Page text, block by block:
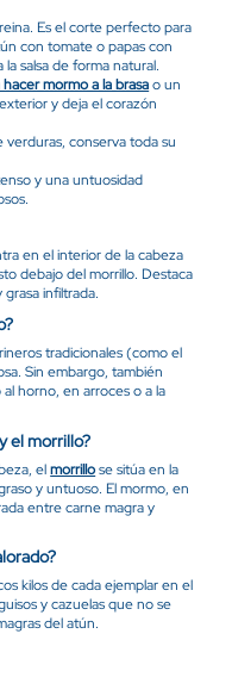
Es el corte perfecto para
con tomate o papas con
salsa de forma natural.
hacer mormo a la brasao un
y deja el corazón
conserva toda su
y una untuosidad
en el interior de la cabeza
debajo del morrillo. Destaca
infiltrada.
tradicionales (como el
Sin embargo, también
horno, en arroces o a la
el morrillo?
elmorrillose sitúa en la
y untuoso. El mormo, en
entre carne magra y
kilos de cada ejemplar en el
y cazuelas que no se
del atún.